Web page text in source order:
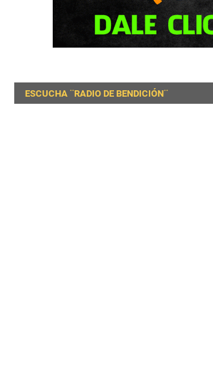
ESCUCHA ¨RADIO DE BENDICIÓN¨